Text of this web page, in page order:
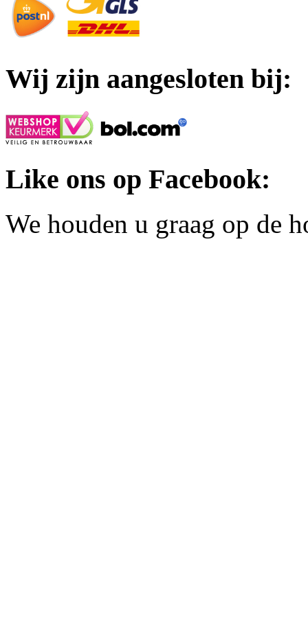
Wij zijn aangesloten bij:
Like ons op Facebook:
We houden u graag op de